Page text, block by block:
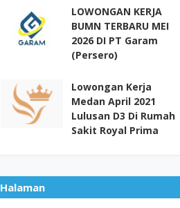
LOWONGAN KERJA
BUMN TERBARU MEI
2026 DI PT Garam
(Persero)
Lowongan Kerja
Medan April 2021
Lulusan D3 Di Rumah
Sakit Royal Prima
Halaman